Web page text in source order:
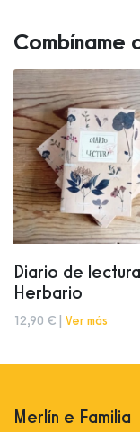
Combíname
Diario de lectura
Herbario
12,90 € | Ver más
Merlín e Familia